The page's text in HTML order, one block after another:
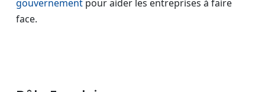
gouvernement pour aider les entreprises à faire
face.